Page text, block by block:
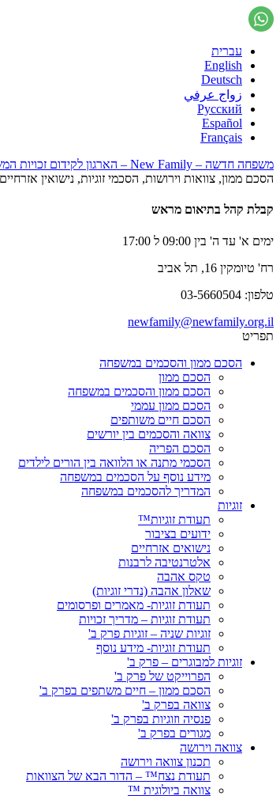
עברית
English
Deutsch
زواج عرفي
Русский
Español
Français
משפחה חדשה – New Family – הארגון לקידום זכויות המשפחה
הסכם ממון, צוואות וירושות, הסכמי זוגיות, נישואין
קבלת קהל בתיאום מראש
ימים א' עד ה' בין 09:00 ל 17:00
רח' טיומקין 16, תל אביב
טלפון: 03-5660504
newfamily@newfamily.org.il
תפריט
הסכם ממון והסכמים במשפחה
הסכם ממון
הסכם ממון והסכמים במשפחה
הסכם ממון עממי
הסכם חיים משותפים
צוואה והסכמים בין יורשים
הסכם הפריה
הסכמי מתנה או הלוואה בין הורים לילדים
מידע נוסף על הסכמים במשפחה
המדריך להסכמים במשפחה
זוגיות
תעודת זוגיות™
ידועים בציבור
נישואים אזרחיים
אלטרנטיבה לרבנות
טקס אהבה
שאלון אהבה (נדרי זוגיות)
תעודת זוגיות- מאמרים ופרסומים
תעודת זוגיות – מדריך זכויות
זוגיות שניה – זוגיות פרק ב'
תעודת זוגיות- מידע נוסף
זוגיות למבוגרים – פרק ב'
הפרוייקט של פרק ב'
הסכם ממון – חיים משתפים בפרק ב'
צוואה בפרק ב'
פנסיה וזוגיות בפרק ב'
מגורים בפרק ב'
צוואה וירושה
תכנון צוואה וירושה
תעודת נצח™ – הדור הבא של הצוואות
צוואה ביולוגית ™